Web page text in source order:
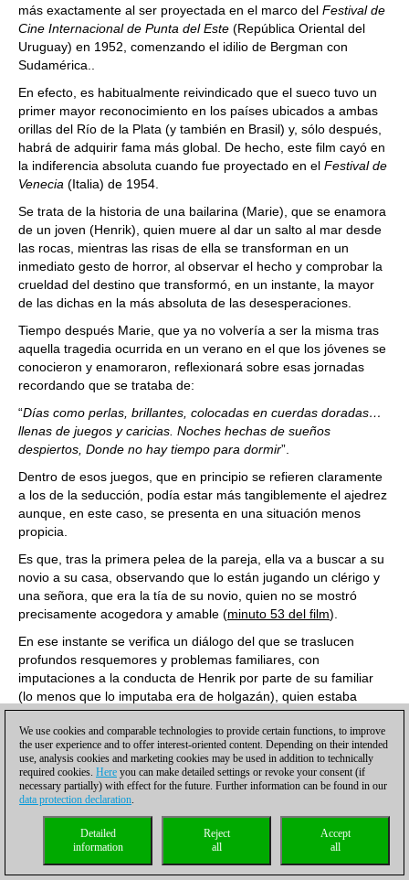
más exactamente al ser proyectada en el marco del Festival de
Cine Internacional de Punta del Este (República Oriental del
Uruguay) en 1952, comenzando el idilio de Bergman con
Sudamérica..
En efecto, es habitualmente reivindicado que el sueco tuvo un
primer mayor reconocimiento en los países ubicados a ambas
orillas del Río de la Plata (y también en Brasil) y, sólo después,
habrá de adquirir fama más global. De hecho, este film cayó en
la indiferencia absoluta cuando fue proyectado en el Festival de
Venecia (Italia) de 1954.
Se trata de la historia de una bailarina (Marie), que se enamora
de un joven (Henrik), quien muere al dar un salto al mar desde
las rocas, mientras las risas de ella se transforman en un
inmediato gesto de horror, al observar el hecho y comprobar la
crueldad del destino que transformó, en un instante, la mayor
de las dichas en la más absoluta de las desesperaciones.
Tiempo después Marie, que ya no volvería a ser la misma tras
aquella tragedia ocurrida en un verano en el que los jóvenes se
conocieron y enamoraron, reflexionará sobre esas jornadas
recordando que se trataba de:
“Días como perlas, brillantes, colocadas en cuerdas doradas…
llenas de juegos y caricias. Noches hechas de sueños
despiertos, Donde no hay tiempo para dormir”.
Dentro de esos juegos, que en principio se refieren claramente
a los de la seducción, podía estar más tangiblemente el ajedrez
aunque, en este caso, se presenta en una situación menos
propicia.
Es que, tras la primera pelea de la pareja, ella va a buscar a su
novio a su casa, observando que lo están jugando un clérigo y
una señora, que era la tía de su novio, quien no se mostró
precisamente acogedora y amable (minuto 53 del film).
En ese instante se verifica un diálogo del que se traslucen
profundos resquemores y problemas familiares, con
imputaciones a la conducta de Henrik por parte de su familiar
(lo menos que lo imputaba era de holgazán), quien estaba
aquejada por el cáncer.
La mujer, pese a considerarse un esqueleto en vida, bastante
premonitoriamente, al menos en lo que respecta a su sobrino, y
pareciendo disfrutar mucho la situación, dirá: “Os enterraré a
todos”.
fondo para pláticas en las que primaron, a pesar de la falta de
armonía reinante (La señora, por caso, dice: “Estoy muerta
We use cookies and comparable technologies to provide certain functions, to improve
the user experience and to offer interest-oriented content. Depending on their intended
use, analysis cookies and marketing cookies may be used in addition to technically
required cookies. Here you can make detailed settings or revoke your consent (if
necessary partially) with effect for the future. Further information can be found in our
data protection declaration.
Accept
all
Reject
all
Detailed
information